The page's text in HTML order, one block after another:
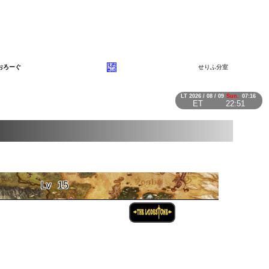
LT 2026 / 08 / 09 Sun. 07:16
ET 22:51
ろーぐ せりふ分室
Lv 15